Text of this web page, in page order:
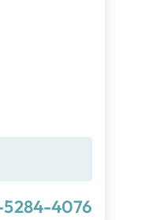
4076